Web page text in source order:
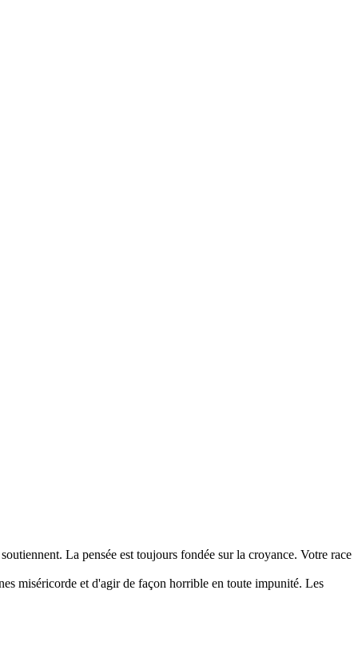
La pensée est toujours fondée sur la croyance. Votre race
miséricorde et d'agir de façon horrible en toute impunité. Les